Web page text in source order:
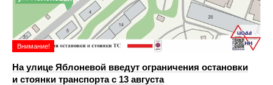
Внимание!
На улице Яблоневой введут ограничения остановки
и стоянки транспорта с 13 августа